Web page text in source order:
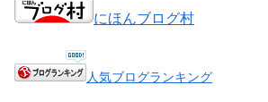
にほんブログ村
人気ブログランキング